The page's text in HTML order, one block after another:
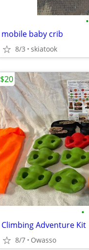
•
mobile baby crib
8/3 skiatook
•
Climbing Adventure Kit
8/7 Owasso
$20